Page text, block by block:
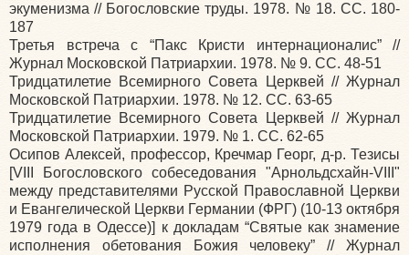
экуменизма // Богословские труды. 1978. № 18. СС. 180-
187
Третья встреча с “Пакс Кристи интернационалис” //
Журнал Московской Патриархии. 1978. № 9. СС. 48-51
Тридцатилетие Всемирного Совета Церквей // Журнал
Московской Патриархии. 1978. № 12. СС. 63-65
Тридцатилетие Всемирного Совета Церквей // Журнал
Московской Патриархии. 1979. № 1. СС. 62-65
Осипов Алексей, профессор, Кречмар Георг, д-р. Тезисы
[VIII Богословского собеседования "Арнольдсхайн-VIII"
между представителями Русской Православной Церкви
и Евангелической Церкви Германии (ФРГ) (10-13 октября
1979 года в Одессе)] к докладам “Святые как знамение
исполнения обетования Божия человеку” // Журнал